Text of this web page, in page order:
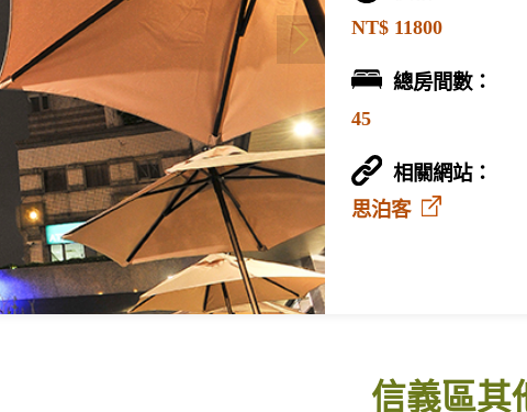
NT$ 11800
總房間數：
45
相關網站：
思泊客
信義區其